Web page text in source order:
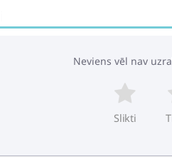
Neviens vēl nav
Slikti